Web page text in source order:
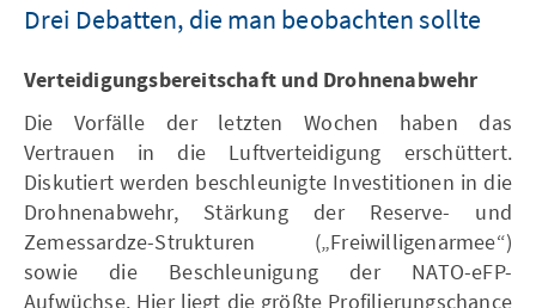
Drei Debatten, die man beobachten sollte
Verteidigungsbereitschaft und Drohnenabwehr
Die Vorfälle der letzten Wochen haben das
Vertrauen in die Luftverteidigung erschüttert.
Diskutiert werden beschleunigte Investitionen in die
Drohnenabwehr, Stärkung der Reserve- und
Zemessardze-Strukturen („Freiwilligenarmee“)
sowie die Beschleunigung der NATO-eFP-
Aufwüchse. Hier liegt die größte Profilierungschance